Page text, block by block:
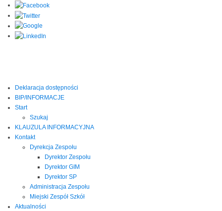
Deklaracja dostępności
BIP/INFORMACJE
Start
Szukaj
KLAUZULA INFORMACYJNA
Kontakt
Dyrekcja Zespołu
Dyrektor Zespołu
Dyrektor GIM
Dyrektor SP
Administracja Zespołu
Miejski Zespół Szkół
Aktualności